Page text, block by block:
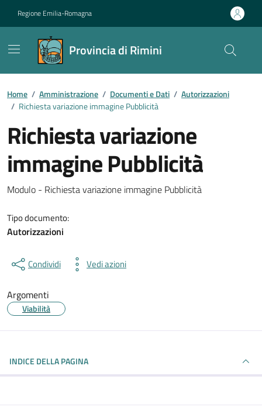
Regione Emilia-Romagna
Provincia di Rimini
Contenuti in evidenza
Home / Amministrazione / Documenti e Dati / Autorizzazioni
/ Richiesta variazione immagine Pubblicità
Richiesta variazione
immagine Pubblicità
Dettagli del documento
Modulo - Richiesta variazione immagine Pubblicità
Tipo documento:
Autorizzazioni
Condividi Vedi azioni
Argomenti
Viabilità
INDICE DELLA PAGINA